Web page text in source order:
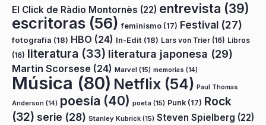
El Click de Ràdio Montornès (22) entrevista (39)
escritoras (56) feminismo (17) Festival (27)
fotografía (18) HBO (24) In-Edit (18) Lars von Trier (16) Libros
(16) literatura (33) literatura japonesa (29)
Martin Scorsese (24) Marvel (15) memorias (14)
Música (80) Netflix (54) Paul Thomas
Anderson (14) poesía (40) poeta (15) Punk (17) Rock
(32) serie (28) Stanley Kubrick (15) Steven Spielberg (22)